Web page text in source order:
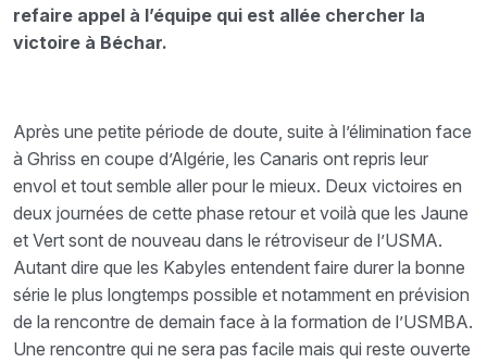
refaire appel à l’équipe qui est allée chercher la
victoire à Béchar.
Après une petite période de doute, suite à l’élimination face
à Ghriss en coupe d’Algérie, les Canaris ont repris leur
envol et tout semble aller pour le mieux. Deux victoires en
deux journées de cette phase retour et voilà que les Jaune
et Vert sont de nouveau dans le rétroviseur de l’USMA.
Autant dire que les Kabyles entendent faire durer la bonne
série le plus longtemps possible et notamment en prévision
de la rencontre de demain face à la formation de l’USMBA.
Une rencontre qui ne sera pas facile mais qui reste ouverte